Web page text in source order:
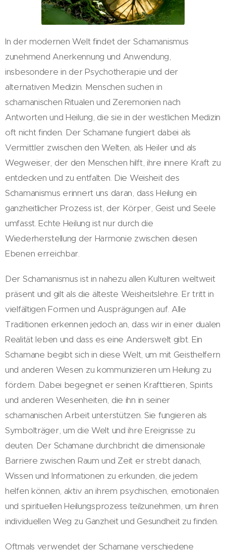
In der modernen Welt findet der Schamanismus
zunehmend Anerkennung und Anwendung,
insbesondere in der Psychotherapie und der
alternativen Medizin. Menschen suchen in
schamanischen Ritualen und Zeremonien nach
Antworten und Heilung, die sie in der westlichen Medizin
oft nicht finden. Der Schamane fungiert dabei als
Vermittler zwischen den Welten, als Heiler und als
Wegweiser, der den Menschen hilft, ihre innere Kraft zu
entdecken und zu entfalten. Die Weisheit des
Schamanismus erinnert uns daran, dass Heilung ein
ganzheitlicher Prozess ist, der Körper, Geist und Seele
umfasst. Echte Heilung ist nur durch die
Wiederherstellung der Harmonie zwischen diesen
Ebenen erreichbar.
Der Schamanismus ist in nahezu allen Kulturen weltweit
präsent und gilt als die älteste Weisheitslehre. Er tritt in
vielfältigen Formen und Ausprägungen auf. Alle
Traditionen erkennen jedoch an, dass wir in einer dualen
Realität leben und dass es eine Anderswelt gibt. Ein
Schamane begibt sich in diese Welt, um mit Geisthelfern
und anderen Wesen zu kommunizieren um Heilung zu
fördern. Dabei begegnet er seinen Krafttieren, Spirits
und anderen Wesenheiten, die ihn in seiner
schamanischen Arbeit unterstützen. Sie fungieren als
Symbolträger, um die Welt und ihre Ereignisse zu
deuten. Der Schamane durchbricht die dimensionale
Barriere zwischen Raum und Zeit er strebt danach,
Wissen und Informationen zu erkunden, die jedem
helfen können, aktiv an ihrem psychischen, emotionalen
und spirituellen Heilungsprozess teilzunehmen, um ihren
individuellen Weg zu Ganzheit und Gesundheit zu finden.
Oftmals verwendet der Schamane verschiedene